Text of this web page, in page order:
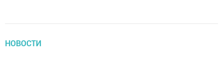
НОВОСТИ